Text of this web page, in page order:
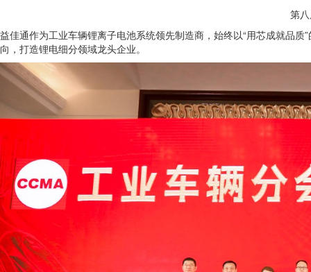
第
益佳通作为工业车辆锂离子电池系统领先制造商，始终以“用芯成就品
向，打造锂电细分领域龙头企业。